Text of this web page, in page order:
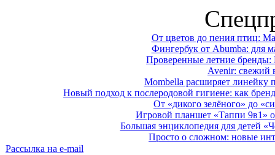
От цветов до пения птиц:
Фингербук от Abumba: для
Проверенные летние
Avenir: свежий
Mombella расширяет линейку
Новый подход к послеродовой гигиене: как
От «дикого зелёного» до
Игровой планшет «Таппи 9в1»
Большая энциклопедия для детей
Просто о сложном: новые
Рассылка на e-mail